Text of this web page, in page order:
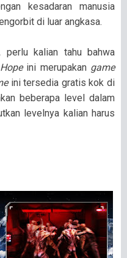
kesadaran manusia
di luar angkasa.
perlu kalian tahu bahwa
ini merupakan game
ini tersedia gratis kok di
beberapa level dalam
levelnya kalian harus